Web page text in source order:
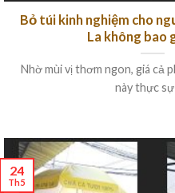
Bỏ túi kinh nghiệm cho
La không bao
Nhờ mùi vị thơm ngon, giá cả
này thực sự
24
Th5